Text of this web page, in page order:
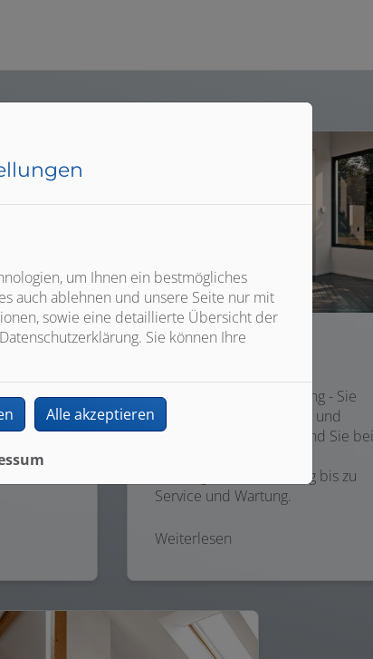
die
in
Alles rund um die Heizung - Sie
wollen umweltschonend und
effizient heizen? Dann sind Sie bei
Heizungsmodernisierung bis zu
Service und Wartung.
Weiterlesen
um Ihnen ein bestmögliches
auch ablehnen und unsere Seite nur mit
sowie eine detaillierte Übersicht der
Sie können Ihre
Alle akzeptieren